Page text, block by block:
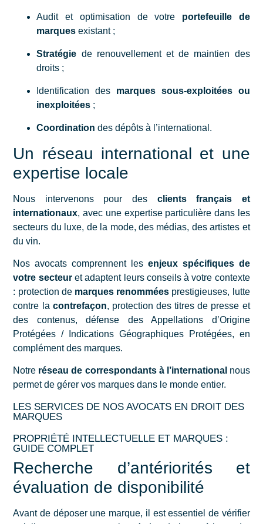
Audit et optimisation de votre portefeuille de
marques existant ;
Stratégie de renouvellement et de maintien des
droits ;
Identification des marques sous-exploitées ou
inexploitées ;
Coordination des dépôts à l’international.
Un réseau international et une
expertise locale
Nous intervenons pour des clients français et
internationaux, avec une expertise particulière dans les
secteurs du luxe, de la mode, des médias, des artistes et
du vin.
Nos avocats comprennent les enjeux spécifiques de
votre secteuret adaptent leurs conseils à votre contexte
: protection de marques renommées prestigieuses,
lutte
contre la contrefaçon, protection des titres de presse et
des contenus, défense des Appellations d’Origine
Protégées / Indications Géographiques Protégées, en
complément des marques.
Notre réseau de correspondants à l’international nous
permet de gérer vos marques dans le monde entier.
LES SERVICES DE NOS AVOCATS EN DROIT DES
MARQUES
PROPRIÉTÉ INTELLECTUELLE ET MARQUES :
GUIDE COMPLET
Recherche d’antériorités et
évaluation de disponibilité
Avant de déposer une marque, il est essentiel de vérifier